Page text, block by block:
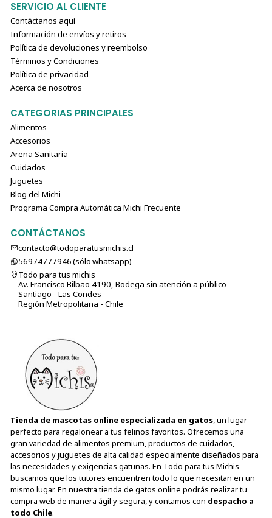
SERVICIO AL CLIENTE
Contáctanos aquí
Información de envíos y retiros
Política de devoluciones y reembolso
Términos y Condiciones
Política de privacidad
Acerca de nosotros
CATEGORIAS PRINCIPALES
Alimentos
Accesorios
Arena Sanitaria
Cuidados
Juguetes
Blog del Michi
Programa Compra Automática Michi Frecuente
CONTÁCTANOS
contacto@todoparatusmichis.cl
56974777946 (sólo⁣⁣⁣⁣⁣​​​​​​​​​​​​​​​ whatsapp)
Todo para tus michis
Av. Francisco Bilbao 4190, Bodega sin atención a público
Santiago - Las Condes
Región Metropolitana - Chile
Tienda de mascotas online especializada en gatos, un lugar
perfecto para regalonear a tus felinos favoritos. Ofrecemos una
gran variedad de alimentos premium, productos de cuidados,
accesorios y juguetes de alta calidad especialmente diseñados para
las necesidades y exigencias gatunas. En Todo para tus Michis
buscamos que los tutores encuentren todo lo que necesitan en un
mismo lugar. En nuestra tienda de gatos online podrás realizar tu
compra web de manera ágil y segura, y contamos con despacho a
todo Chile.